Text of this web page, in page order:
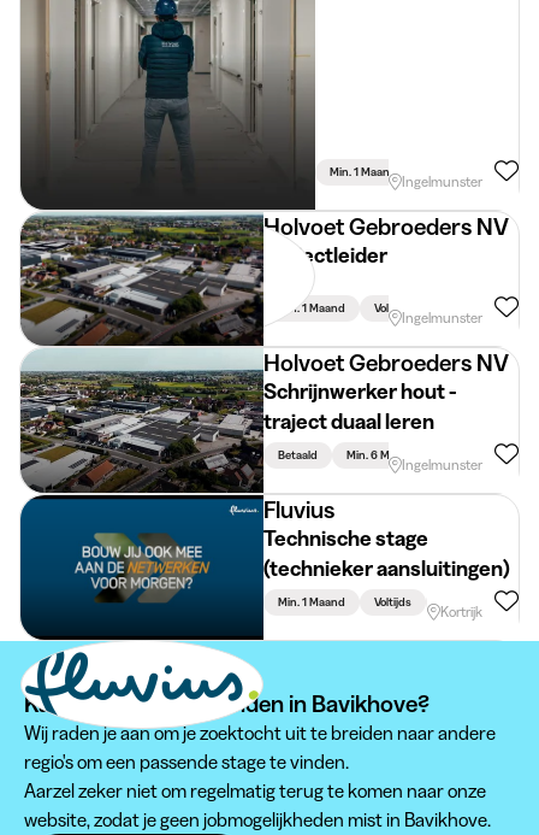
Min. 1 Maand
Ingelmunster
Holvoet Gebroeders NV
Projectleider
Min. 1 Maand Voltijds
Ingelmunster
Holvoet Gebroeders NV
Schrijnwerker hout -
traject duaal leren
Betaald Min. 6 Maand
Ingelmunster
Fluvius
Technische stage
(technieker aansluitingen)
Min. 1 Maand Voltijds Technische
Kortrijk
Kan je je stage niet vinden in Bavikhove?
Wij raden je aan om je zoektocht uit te breiden naar andere
regio's om een passende stage te vinden.
Aarzel zeker niet om regelmatig terug te komen naar onze
website, zodat je geen jobmogelijkheden mist in Bavikhove.